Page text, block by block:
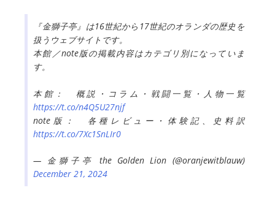
『金獅子亭』は16世紀から17世紀のオランダの歴史を
扱うウェブサイトです。
本館／note版の掲載内容はカテゴリ別になっていま
す。
本館： 概説・コラム・戦闘一覧・人物一覧
https://t.co/n4Q5U27njf
note版： 各種レビュー・体験記、史料訳
https://t.co/7Xc1SnLIr0
— 金獅子亭 the Golden Lion (@oranjewitblauw)
December 21, 2024